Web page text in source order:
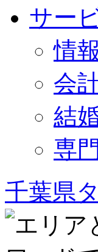
サー
情
会
結
専門
千葉県